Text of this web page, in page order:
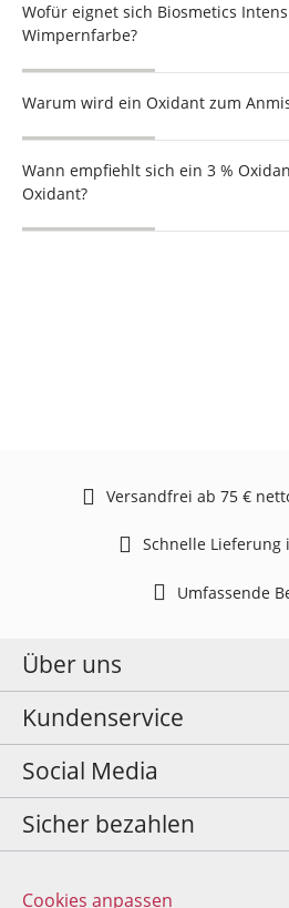
Wofür eignet sich Biosmetics
Wimpernfarbe?
Warum wird ein Oxidant zum
Wann empfiehlt sich ein 3 %
Oxidant?
Versandfrei ab 75 €
Schnelle Lieferung
Umfassende
Über uns
Kundenservice
Social Media
Sicher bezahlen
Cookies anpassen